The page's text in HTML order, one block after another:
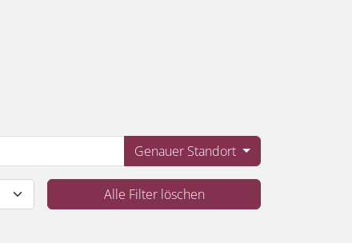
Genauer Standort
Alle Filter löschen